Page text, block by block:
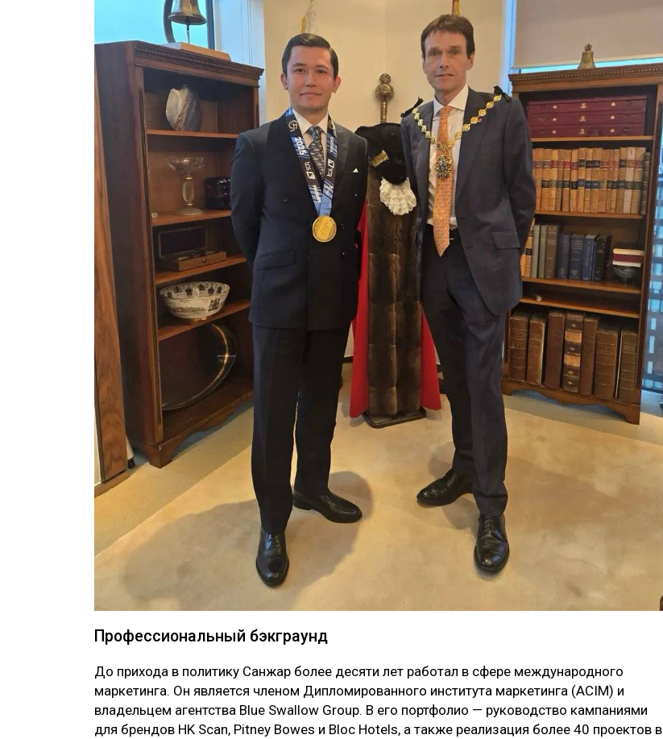
Профессиональный бэкграунд
До прихода в политику Санжар более десяти лет работал в сфере международного
маркетинга. Он является членом Дипломированного института маркетинга (ACIM) и
владельцем агентства Blue Swallow Group. В его портфолио — руководство кампаниями
для брендов HK Scan, Pitney Bowes и Bloc Hotels, а также реализация более 40 проектов в